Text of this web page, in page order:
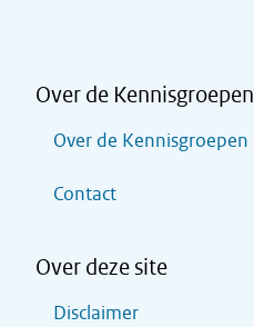
Over de Kennisgroepen
Over de Kennisgroepen
Contact
Over deze site
Disclaimer